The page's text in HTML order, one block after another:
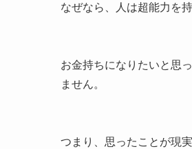
なぜなら、人は超能力を
お金持ちになりたいと思
ません。
つまり、思ったことが現